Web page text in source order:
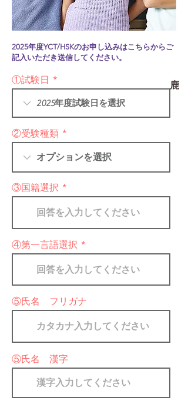
2025年度YCT/HSKのお申し込みはこちらからご
記入いただき送信してください。
受験地 JJCAMP(当校)
東京都新宿区四ツ谷1-7 第三鹿
①試験日
②受験種類
③国籍選択
④第一言語選択
⑤氏名 フリガナ
⑤氏名 漢字